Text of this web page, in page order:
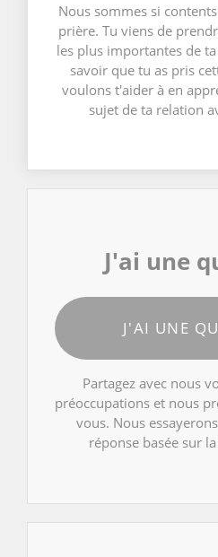
Nous sommes si
prière. Tu viens de
les plus importantes de
savoir que tu as pris
voulons t'aider à en
sujet de ta relation
J'ai une
J'AI UNE
Partagez avec nous
préoccupations et nous
vous. Nous
réponse basée sur